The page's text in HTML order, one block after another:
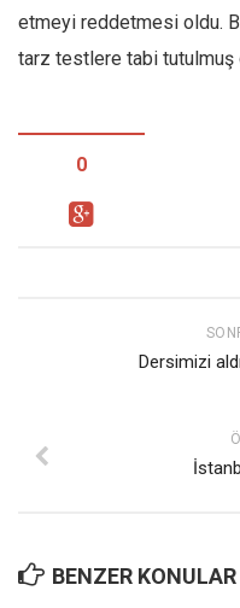
etmeyi reddetmesi oldu.
tarz testlere tabi tutulmuş
0
Dersimizi
BENZER KONULAR